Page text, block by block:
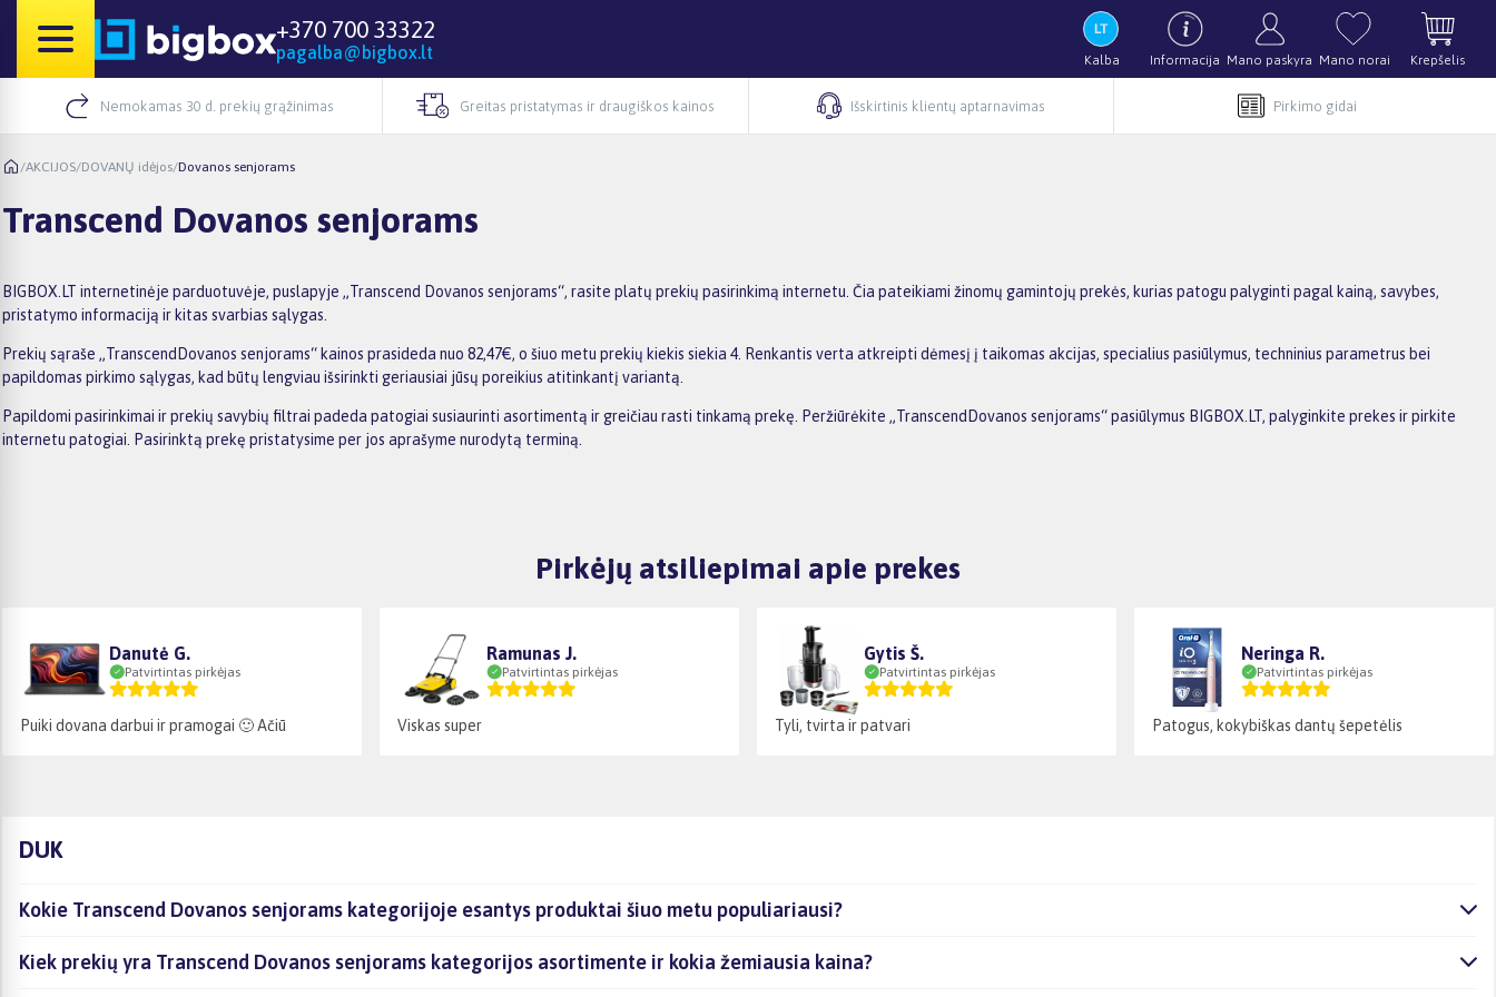
+370 700 33322
pagalba@bigbox.lt Kalba Informacija Mano paskyra Mano norai Krepšelis
Nemokamas 30 d. prekių grąžinimas Greitas pristatymas ir draugiškos kainos Išskirtinis klientų aptarnavimas Pirkimo gidai
/AKCIJOS/DOVANŲ idėjos/Dovanos senjorams
Transcend Dovanos senjorams
BIGBOX.LT internetinėje parduotuvėje, puslapyje „Transcend Dovanos senjorams“, rasite platų prekių pasirinkimą internetu. Čia pateikiami žinomų gamintojų prekės, kurias patogu palyginti pagal kainą, savybes,
pristatymo informaciją ir kitas svarbias sąlygas.
Prekių sąraše „TranscendDovanos senjorams“ kainos prasideda nuo 82,47€, o šiuo metu prekių kiekis siekia 4. Renkantis verta atkreipti dėmesį į taikomas akcijas, specialius pasiūlymus, techninius parametrus bei
papildomas pirkimo sąlygas, kad būtų lengviau išsirinkti geriausiai jūsų poreikius atitinkantį variantą.
Papildomi pasirinkimai ir prekių savybių filtrai padeda patogiai susiaurinti asortimentą ir greičiau rasti tinkamą prekę. Peržiūrėkite „TranscendDovanos senjorams“ pasiūlymus BIGBOX.LT, palyginkite prekes ir pirkite
internetu patogiai. Pasirinktą prekę pristatysime per jos aprašyme nurodytą terminą.
Pirkėjų atsiliepimai apie prekes
Danutė G.
Patvirtintas pirkėjas
Puiki dovana darbui ir pramogai 🙂 Ačiū
Ramunas J.
Patvirtintas pirkėjas
Viskas super
Gytis Š.
Patvirtintas pirkėjas
Tyli, tvirta ir patvari
Neringa R.
Patvirtintas pirkėjas
Patogus, kokybiškas dantų šepetėlis
DUK
Kokie Transcend Dovanos senjorams kategorijoje esantys produktai šiuo metu populiariausi?
Kiek prekių yra Transcend Dovanos senjorams kategorijos asortimente ir kokia žemiausia kaina?